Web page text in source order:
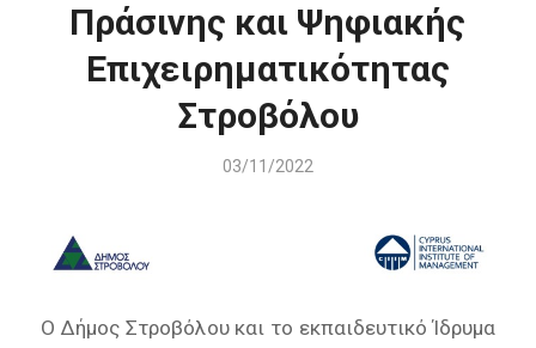
Πράσινης και Ψηφιακής
Επιχειρηματικότητας
Στροβόλου
03/11/2022
Ο Δήμος Στροβόλου και το εκπαιδευτικό Ίδρυμα